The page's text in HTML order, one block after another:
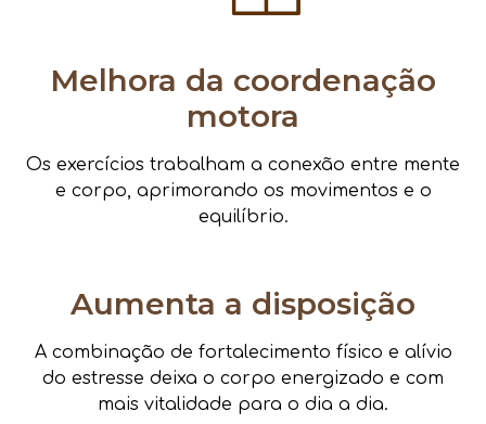
Melhora da coordenação
motora
Os exercícios trabalham a conexão entre mente
e corpo, aprimorando os movimentos e o
equilíbrio.
Aumenta a disposição
A combinação de fortalecimento físico e alívio
do estresse deixa o corpo energizado e com
mais vitalidade para o dia a dia.